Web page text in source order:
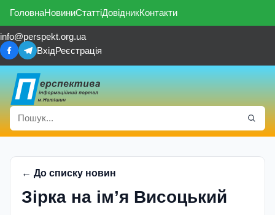
ГоловнаНовиниСтаттіДовідникКонтакти
info@perspekt.org.ua
ВхідРеєстрація
← До списку новин
Зірка на ім’я Висоцький